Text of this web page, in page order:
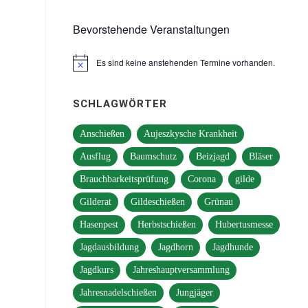
Bevorstehende Veranstaltungen
HinweisEs sind keine anstehenden Termine vorhanden.
SCHLAGWÖRTER
Anschießen Aujeszkysche Krankheit
Ausflug Baumschutz Beizjagd Bläser
Brauchbarkeitsprüfung Corona gilde
Gilderat Gildeschießen Grünau
Hasenpest Herbstschießen Hubertusmesse
Jagdausbildung Jagdhorn Jagdhunde
Jagdkurs Jahreshauptversammlung
Jahresnadelschießen Jungjäger